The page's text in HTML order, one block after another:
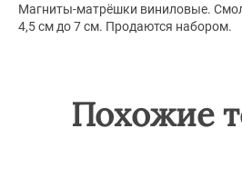
Магниты-матрёшки виниловые.
4,5 см до 7 см. Продаются набором.
Похожие